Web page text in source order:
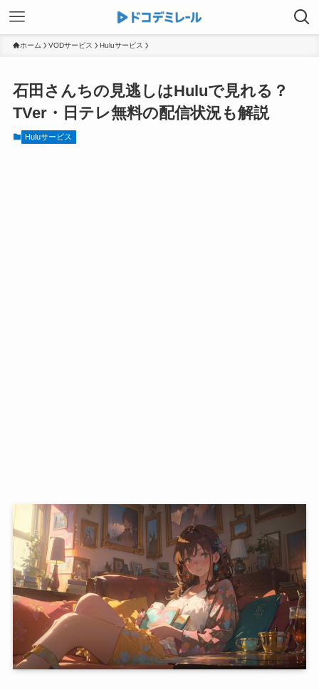
ホーム VODサービス Huluサービス
石田さんちの見逃しはHuluで見れる？
TVer・日テレ無料の配信状況も解説
Huluサービス